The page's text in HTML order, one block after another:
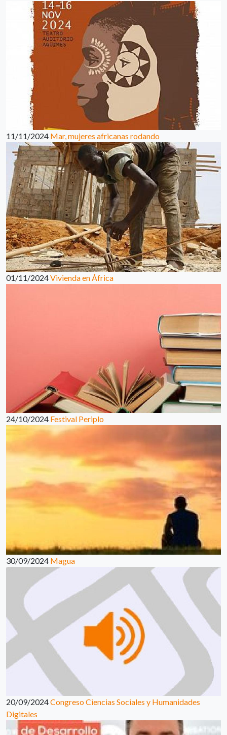
11/11/2024 Mar, mujeres africanas rodando
01/11/2024Vivienda en África
24/10/2024 Festival Periplo
30/09/2024 Magua
20/09/2024Congreso Ciencias Sociales y Humanidades
Digitales